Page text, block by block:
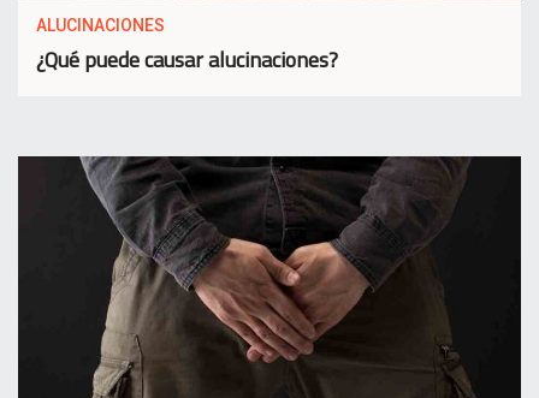
ALUCINACIONES
¿Qué puede causar alucinaciones?